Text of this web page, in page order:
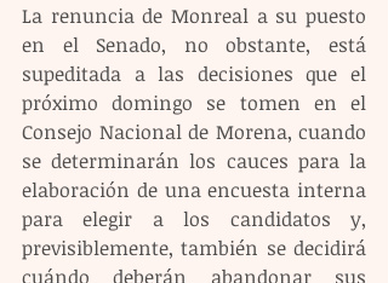
La renuncia de Monreal a su puesto
en el Senado, no obstante, está
supeditada a las decisiones que el
próximo domingo se tomen en el
Consejo Nacional de Morena, cuando
se determinarán los cauces para la
elaboración de una encuesta interna
para elegir a los candidatos y,
previsiblemente, también se decidirá
cuándo deberán abandonar sus